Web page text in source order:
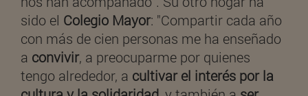
sido el Colegio Mayor: "Compartir cada año
con más de cien personas me ha enseñado
a convivir, a preocuparme por quienes
tengo alrededor, a cultivar el interés por la